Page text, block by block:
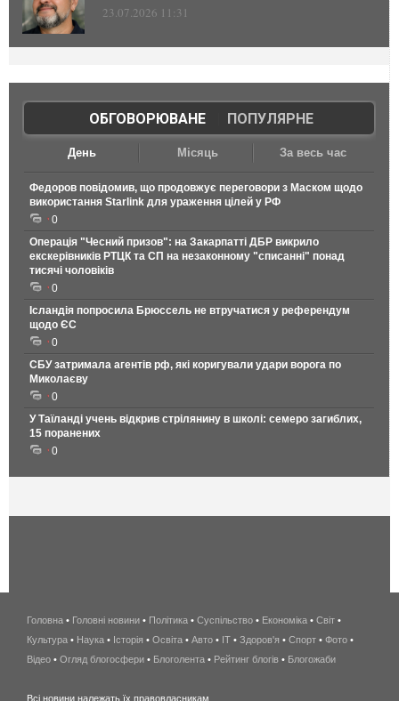
23.07.2026 11:31
ОБГОВОРЮВАНЕ| ПОПУЛЯРНЕ
День Місяць За весь час
Федоров повідомив, що продовжує переговори з Маском щодо
використання Starlink для ураження цілей у РФ
0
Операція "Чесний призов": на Закарпатті ДБР викрило
екскерівників РТЦК та СП на незаконному "списанні" понад
тисячі чоловіків
0
Ісландія попросила Брюссель не втручатися у референдум
щодо ЄС
0
СБУ затримала агентів рф, які коригували удари ворога по
Миколаєву
0
У Таїланді учень відкрив стрілянину в школі: семеро загиблих,
15 поранених
0
беспроводной
интернет
киев
Головна • Головні новини • Політика • Суспільство • Економіка • Світ •
Культура • Наука • Історія • Освіта • Авто • IT • Здоров'я • Спорт • Фото •
Відео • Огляд блогосфери • Блоголента • Рейтинг блогів • Блогожаби
Всі новини належать їх правовласникам.